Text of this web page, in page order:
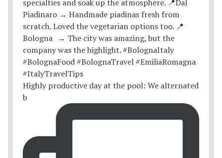
Highly productive day at the pool: We alternated
b